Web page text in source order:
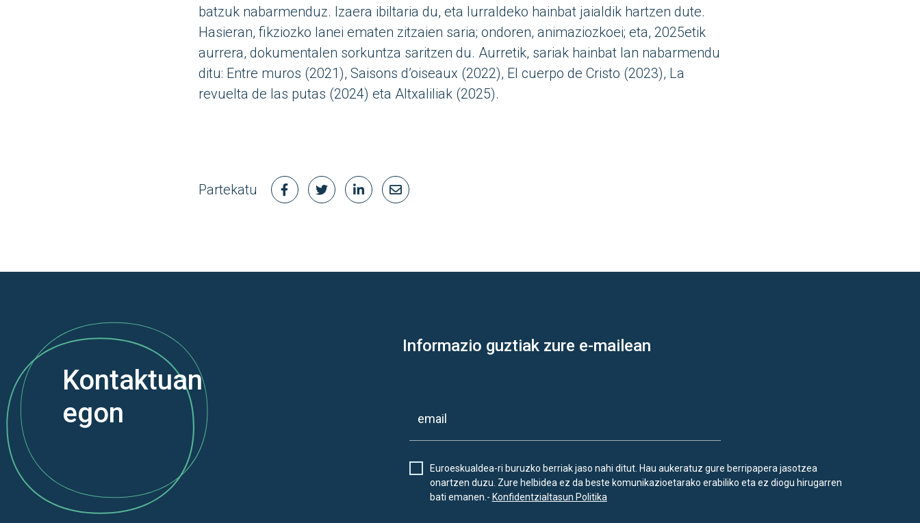
batzuk nabarmenduz. Izaera ibiltaria du, eta lurraldeko hainbat jaialdik hartzen dute.
Hasieran, fikziozko lanei ematen zitzaien saria; ondoren, animaziozkoei; eta, 2025etik
aurrera, dokumentalen sorkuntza saritzen du. Aurretik, sariak hainbat lan nabarmendu
ditu: Entre muros (2021), Saisons d’oiseaux (2022), El cuerpo de Cristo (2023), La
revuelta de las putas (2024) eta Altxaliliak (2025).
Partekatu
Kontaktuan
egon
Informazio guztiak zure e-mailean
Euroeskualdea-ri buruzko berriak jaso nahi ditut. Hau aukeratuz gure berripapera jasotzea
onartzen duzu. Zure helbidea ez da beste komunikazioetarako erabiliko eta ez diogu hirugarren
bati emanen.- Konfidentzialtasun Politika